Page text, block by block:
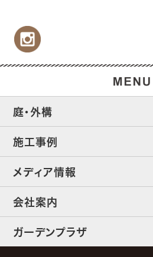
庭・外構
施工事例
メディア情報
会社案内
ガーデンプラザ